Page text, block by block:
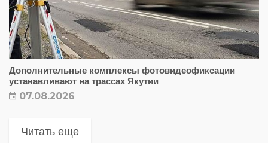
Дополнительные комплексы фотовидеофиксации
устанавливают на трассах Якутии
07.08.2026
Читать еще